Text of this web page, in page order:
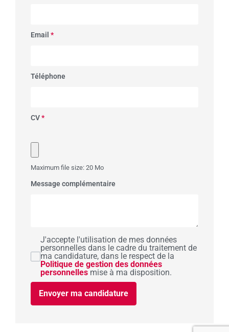
Email *
Téléphone
CV*
Maximum file size: 20 Mo
Message complémentaire
J'accepte l'utilisation de mes données
personnelles dans le cadre du traitement de
ma candidature, dans le respect de la
Politique de gestion des données
personnelles mise à ma disposition.
Envoyer ma candidature